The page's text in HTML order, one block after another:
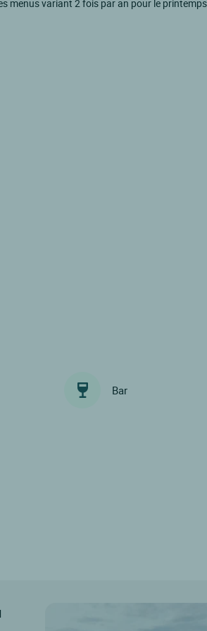
menus variant 2 fois par an pour le
Bar